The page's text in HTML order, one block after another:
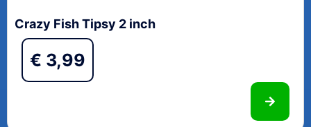
Crazy Fish Tipsy 2 inch
€ 3,99